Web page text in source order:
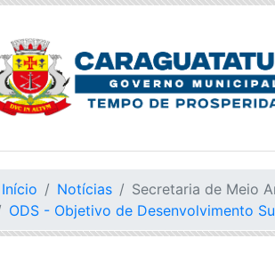
Início Notícias
Secretaria de Meio
ODS - Objetivo de Desenvolvimento